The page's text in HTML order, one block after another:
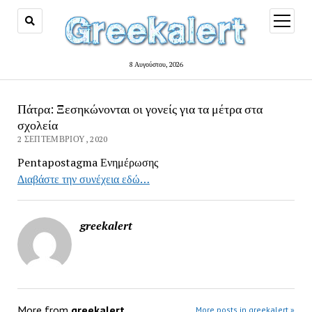
8 Αυγούστου, 2026
open
menu
Πάτρα: Ξεσηκώνονται οι γονείς για τα μέτρα στα
σχολεία
2 ΣΕΠΤΕΜΒΡΊΟΥ, 2020
Pentapostagma Ενημέρωσης
Διαβάστε την συνέχεια εδώ…
greekalert
More posts in greekalert »